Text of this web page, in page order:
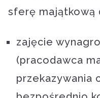
sferę majątkową
zajęcie
(pracodawca
przekazywania